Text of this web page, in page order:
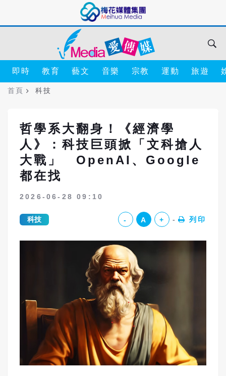
即時 教育 藝文 音樂 宗教 運動 旅遊
首頁 科技
哲學系大翻身！《經濟學
人》：科技巨頭掀「文科搶人
大戰」 OpenAI、Google
都在找
2026-06-28 09:10
科技 - A + 列印